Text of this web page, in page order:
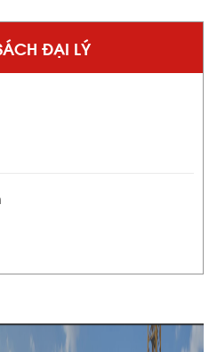
ĐẠI LÝ